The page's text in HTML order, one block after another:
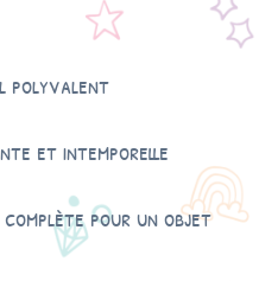
polyvalent
et intemporelle
pour un objet